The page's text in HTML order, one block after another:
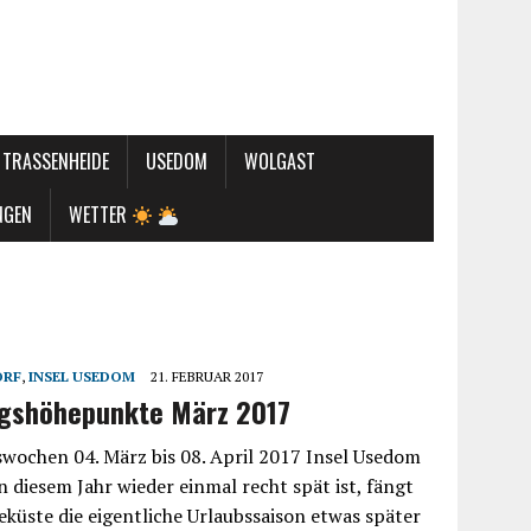
TRASSENHEIDE USEDOM
WOLGAST
WETTER
,INSEL USEDOM 21. FEBRUAR 2017
März 2017
04. März bis 08. April 2017 Insel Usedom
diesem Jahr wieder einmal recht spät ist, fängt
die eigentliche Urlaubssaison etwas später